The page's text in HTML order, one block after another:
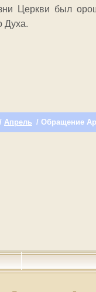
Церкви был
Духа.
/ Апрель / Обращение